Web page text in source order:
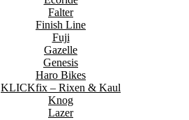
Falter
Finish Line
Fuji
Gazelle
Genesis
Haro Bikes
KLICKfix – Rixen & Kaul
Knog
Lazer